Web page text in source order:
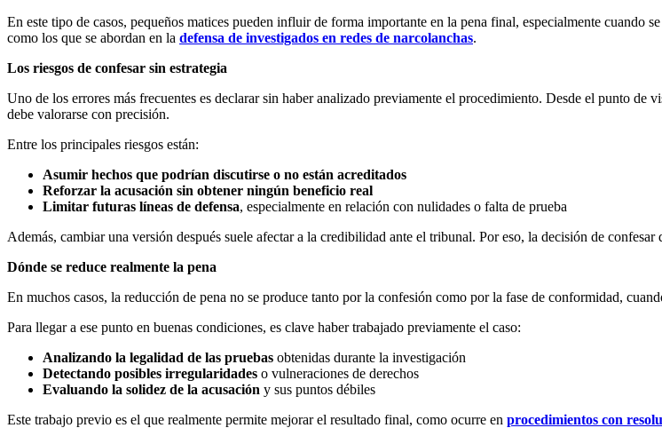
En este tipo de casos, pequeños matices pueden influir de forma importante en la pena final, especialmente cuando
como los que se abordan en la defensa de investigados en redes de narcolanchas.
Los riesgos de confesar sin estrategia
Uno de los errores más frecuentes es declarar sin haber analizado previamente el procedimiento. Desde el punto
debe valorarse con precisión.
Entre los principales riesgos están:
Asumir hechos que podrían discutirse o no están acreditados
Reforzar la acusación sin obtener ningún beneficio real
Limitar futuras líneas de defensa, especialmente en relación con nulidades o falta de prueba
Además, cambiar una versión después suele afectar a la credibilidad ante el tribunal. Por eso, la decisión de
Dónde se reduce realmente la pena
En muchos casos, la reducción de pena no se produce tanto por la confesión como por la fase de conformidad,
Para llegar a ese punto en buenas condiciones, es clave haber trabajado previamente el caso:
Analizando la legalidad de las pruebas obtenidas durante la investigación
Detectando posibles irregularidades o vulneraciones de derechos
Evaluando la solidez de la acusación y sus puntos débiles
Este trabajo previo es el que realmente permite mejorar el resultado final, como ocurre en procedimientos con